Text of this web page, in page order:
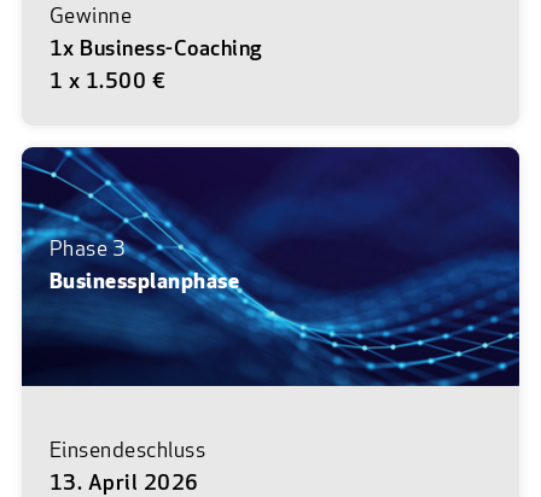
Gewinne
1x Business-Coaching
1 x 1.500 €
Phase 3
Businessplanphase
Einsendeschluss
13. April 2026